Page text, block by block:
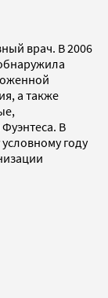
врач. В 2006
а также
В
году